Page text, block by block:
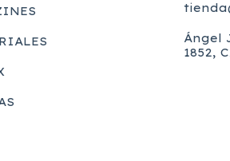
Ángel
1852,